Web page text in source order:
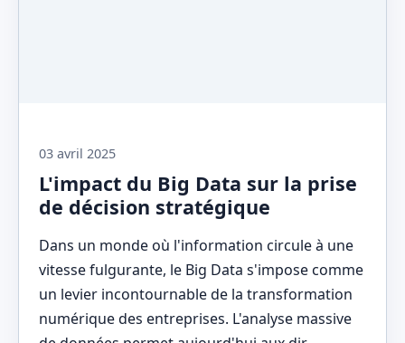
03 avril 2025
L'impact du Big Data sur la prise
de décision stratégique
Dans un monde où l'information circule à une
vitesse fulgurante, le Big Data s'impose comme
un levier incontournable de la transformation
numérique des entreprises. L'analyse massive